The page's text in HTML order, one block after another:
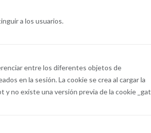
a los usuarios.
entre los diferentes objetos de
en la sesión. La cookie se crea al cargar la
y no existe una versión previa de la cookie _gat